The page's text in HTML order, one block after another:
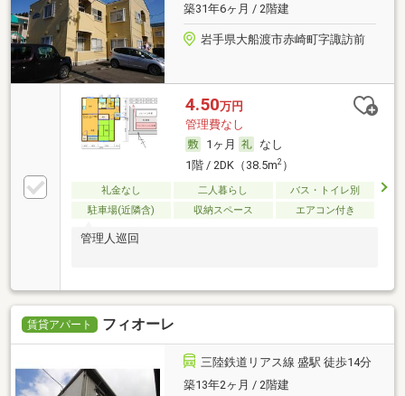
築31年6ヶ月 / 2階建
岩手県大船渡市赤崎町字諏訪前
4.50万円
管理費なし
1ヶ月
なし
1階 / 2DK（38.5m2）
礼金なし 二人暮らし
バス・トイレ別
駐車場(近隣含)
収納スペース エアコン付き
管理人巡回
賃貸アパート フィオーレ
三陸鉄道リアス線 盛駅 徒歩14分
築13年2ヶ月 / 2階建